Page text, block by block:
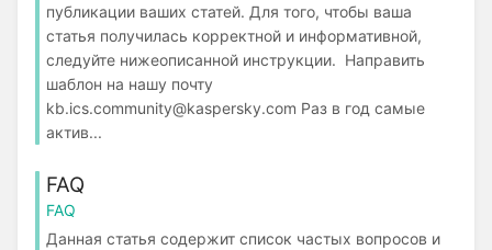
публикации ваших статей. Для того, чтобы ваша
статья получилась корректной и информативной,
следуйте нижеописанной инструкции. Направить
шаблон на нашу почту
kb.ics.community@kaspersky.com Раз в год самые
актив...
FAQ
FAQ
Данная статья содержит список частых вопросов и